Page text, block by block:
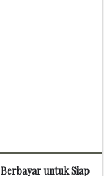
untuk Siap